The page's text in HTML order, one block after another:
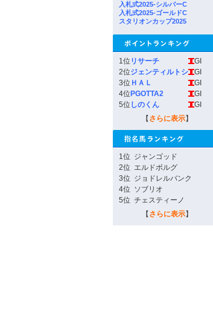
入札式2025-シルバーC
入札式2025-ゴールドC
スタリオンカップ2025
1位 リサーチ
GI
2位ジェンティルトシ
GI
3位 ＨＡＬ
GI
4位 PGOTTA2
GI
5位 しのくん
GI
【 さらに表示】
1位 ジャンゴッド
2位 エルドボルグ
3位 ジョドレルバンク
4位 ソブリオ
5位 チェスティーノ
【 さらに表示】